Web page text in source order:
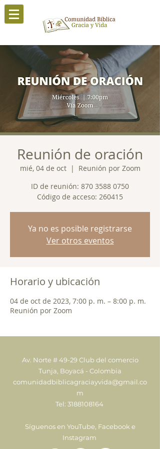
Reunión de oración
mié, 04 de oct
  |
Reunión por Zoom
ID de reunión: 870 3588 0750
Código de acceso: 260415
Ya no es posible registrarse
Ver otros eventos
Horario y ubicación
04 de oct de 2023, 7:00 p. m. – 8:00 p. m.
Reunión por Zoom
Av. Norte # 49-29 Club del comercio
Tunja, Boyacá - Colombia
comunidadbiblicagraciayvida@gmail.co
m
Tel: 3188108164
Síguenos en YouTube, Facebook e
Instagram